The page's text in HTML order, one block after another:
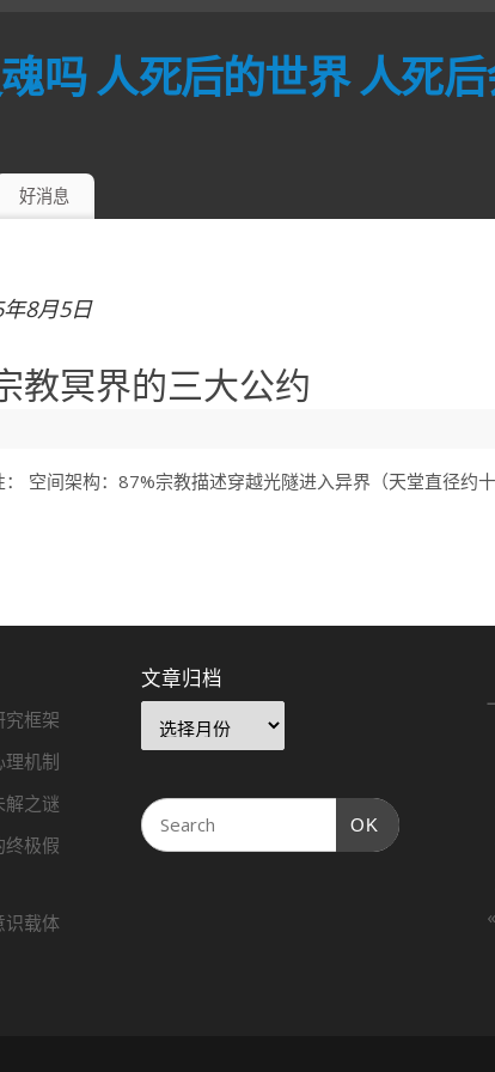
吗 人死后的世界 人死
好消息
8月5日
教冥界的三大公约
空间架构：87%宗教描述穿越光隧进入异界（天堂直径约
究框架
机制
解之谜
终极假
识载体
文章归档
OK